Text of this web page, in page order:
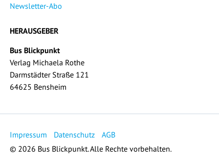
Newsletter-Abo
HERAUSGEBER
Bus Blickpunkt
Verlag Michaela Rothe
Darmstädter Straße 121
64625 Bensheim
Impressum Datenschutz
AGB
© 2026 Bus Blickpunkt. Alle Rechte vorbehalten.